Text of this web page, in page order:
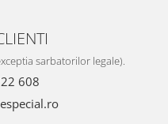
sarbatorilor legale).
608